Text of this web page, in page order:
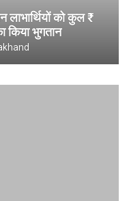
को कुल ₹
किया भुगतान